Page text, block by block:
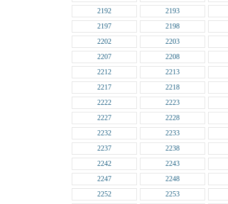
2192
2193
2197
2198
2202
2203
2207
2208
2212
2213
2217
2218
2222
2223
2227
2228
2232
2233
2237
2238
2242
2243
2247
2248
2252
2253